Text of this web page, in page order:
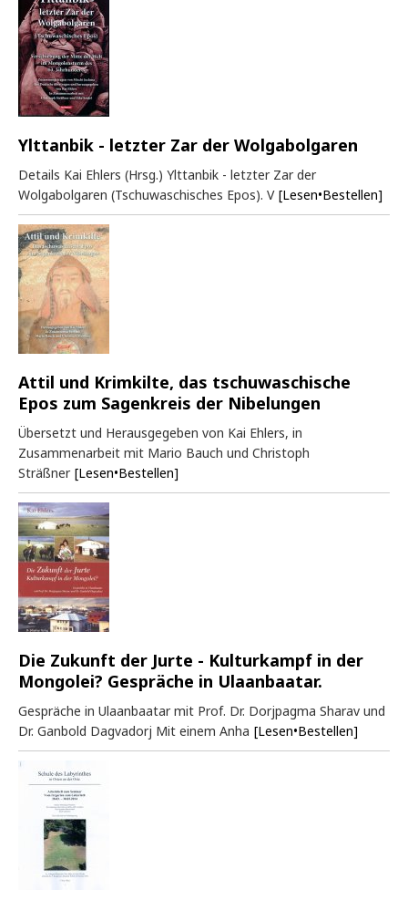
Ylttanbik - letzter Zar der Wolgabolgaren
Details Kai Ehlers (Hrsg.) Ylttanbik - letzter Zar der
Wolgabolgaren (Tschuwaschisches Epos). V [Lesen•Bestellen]
Attil und Krimkilte, das tschuwaschische
Epos zum Sagenkreis der Nibelungen
Übersetzt und Herausgegeben von Kai Ehlers, in
Zusammenarbeit mit Mario Bauch und Christoph
Sträßner [Lesen•Bestellen]
Die Zukunft der Jurte - Kulturkampf in der
Mongolei? Gespräche in Ulaanbaatar.
Gespräche in Ulaanbaatar mit Prof. Dr. Dorjpagma Sharav und
Dr. Ganbold Dagvadorj Mit einem Anha [Lesen•Bestellen]